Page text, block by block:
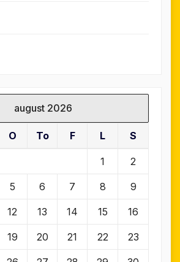
august 2026
O To F L S
1 2
5 6 7 8 9
12 13 14 15 16
19 20 21 22 23